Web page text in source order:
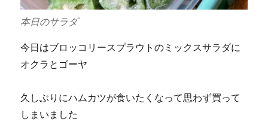
本日のサラダ
今日はブロッコリースプラウトのミックスサラダに
オクラとゴーヤ
久しぶりにハムカツが食いたくなって思わず買って
しまいました